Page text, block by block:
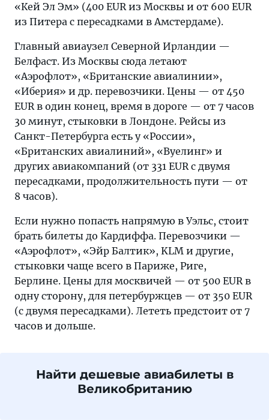
«Кей Эл Эм» (400 EUR из Москвы и от 600 EUR
из Питера с пересадками в Амстердаме).
Главный авиаузел Северной Ирландии —
Белфаст. Из Москвы сюда летают
«Аэрофлот», «Британские авиалинии»,
«Иберия» и др. перевозчики. Цены — от 450
EUR в один конец, время в дороге — от 7 часов
30 минут, стыковки в Лондоне. Рейсы из
Санкт-Петербурга есть у «России»,
«Британских авиалиний», «Вуелинг» и
других авиакомпаний (от 331 EUR с двумя
пересадками, продолжительность пути — от
8 часов).
Если нужно попасть напрямую в Уэльс, стоит
брать билеты до Кардиффа. Перевозчики —
«Аэрофлот», «Эйр Балтик», KLM и другие,
стыковки чаще всего в Париже, Риге,
Берлине. Цены для москвичей — от 500 EUR в
одну сторону, для петербуржцев — от 350 EUR
(с двумя пересадками). Лететь предстоит от 7
часов и дольше.
Найти дешевые авиабилеты в
Великобританию